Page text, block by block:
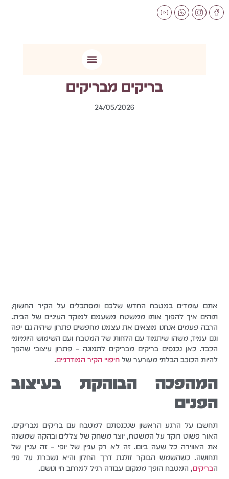
לתוכן
בריקים מבריקים
24/05/2026
אתם עומדים במטבח החדש שלכם ומסתכלים על הקיר החשוף,
תוהים איך להפוך אותו ממשטח משעמם למוקד העיניים של הבית.
הרבה פעמים אנחנו מוצאים את עצמנו מחפשים פתרון שיהיה גם יפה
וגם עמיד, משהו שיתמוד עם הלחות של המטבח ועם השימוש היומיומי
הכבד. כאן נכנסים בריקים מבריקים לתמונה – פתרון עיצובי שהפך
להיות הכוכב הבלתי מעורער שלחיפויי הקיר המודרניים.
המהפכה הבוהקת בעיצוב
הפנים
תחשבו על הרגע הראשון שנכנסתם למטבח עם בריקים מבריקים.
האור פשוט רוקד על המשטח, יוצר משחק של צללים ובהקה שמשנה
את האווירה כל שעה ביום. זה לא רק עניין של יופי – זה עניין של
תחושה. כשהשמש הבוקר זולגת דרך החלון והיא נשברת על פני
הבריקים, המטבח הופך ממקום עבודה רגיל למרחב חי ונושם.